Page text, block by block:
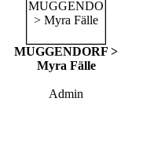
MUGGENDORF >
Myra Fälle
Admin